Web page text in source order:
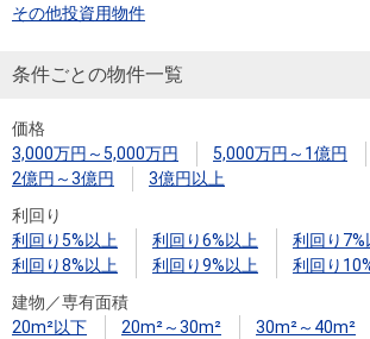
税金の本
ック）
その他投資用物件
条件ごとの物件一覧
価格
3,000万円～5,000万円
5,000万円～1億円
2億円～3億円
3億円以上
利回り
利回り5%以上
利回り6%以上
利回り7%
利回り8%以上
利回り9%以上
利回り
建物／専有面積
20m²以下
20m²～30m² 30m²～40m²